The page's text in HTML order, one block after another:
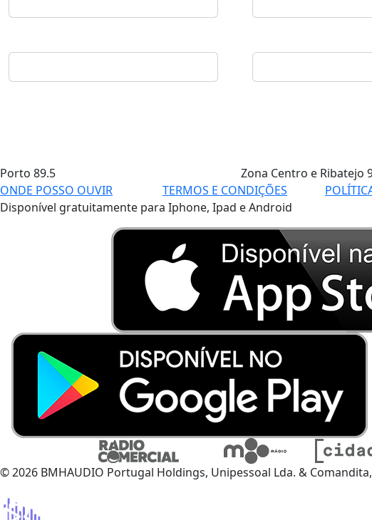
Porto 89.5 Zona Centro e Ribatejo
ONDE POSSO OUVIR
TERMOS E CONDIÇÕES
Disponível gratuitamente para Iphone, Ipad e Android
© 2026 BMHAUDIO Portugal Holdings, Unipessoal Lda. &